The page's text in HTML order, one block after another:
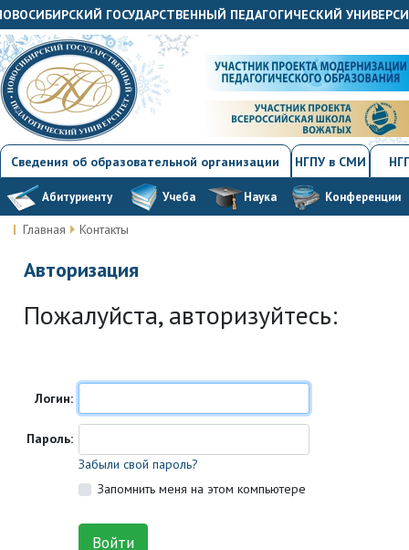
ГОСУДАРСТВЕННЫЙ ПЕДАГОГИЧЕСКИЙ
Сведения об образовательной организации НГПУ в СМИ
Абитуриенту Учеба Наука Конференции
Главная Контакты
Авторизация
Пожалуйста, авторизуйтесь:
Логин:
Пароль:
Забыли свой пароль?
Запомнить меня на этом компьютере